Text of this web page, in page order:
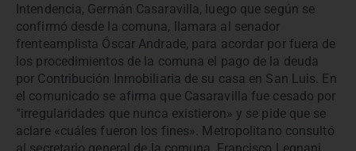
Intendencia, Germán Casaravilla, luego que según se
confirmó desde la comuna, llamara al senador
frenteamplista Óscar Andrade, para acordar por fuera de
los procedimientos de la comuna el pago de la deuda
por Contribución Inmobiliaria de su casa en San Luis. En
el comunicado se afirma que Casaravilla fue cesado por
“irregularidades que nunca existieron» y se pide que se
aclare «cuáles fueron los fines». Metropolitano consultó